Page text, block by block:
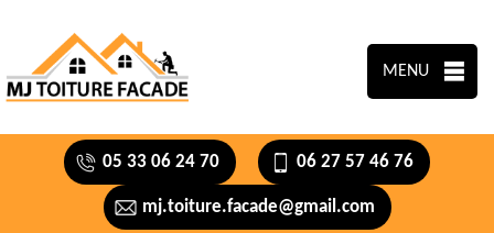
MENU
05 33 06 24 70 06 27 57 46 76
mj.toiture.facade@gmail.com